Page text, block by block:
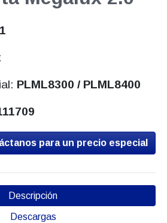
PLML8300 / PLML8400
para un precio especial
Descripción
Descargas